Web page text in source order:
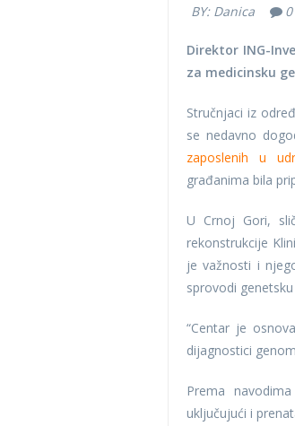
BY: Danica 0
Direktor ING-
za medicinsku
Stručnjaci iz
se nedavno
zaposlenih u
građanima bila
U Crnoj Gori,
rekonstrukcije
je važnosti i
sprovodi
“Centar je
dijagnostici
Prema
uključujući i